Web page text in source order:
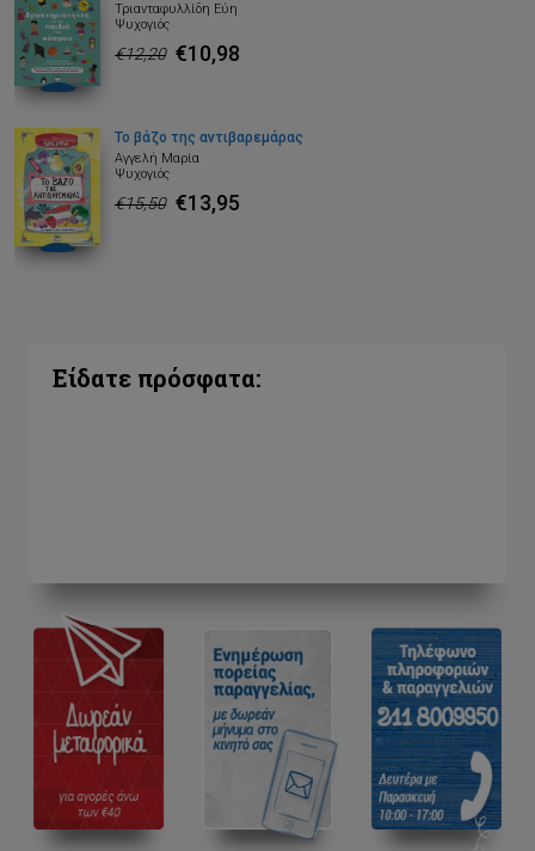
Τριανταφυλλίδη Εύη
Ψυχογιός
€12,20 €10,98
Το βάζο της αντιβαρεμάρας
Αγγελή Μαρία
Ψυχογιός
€15,50 €13,95
Είδατε πρόσφατα: